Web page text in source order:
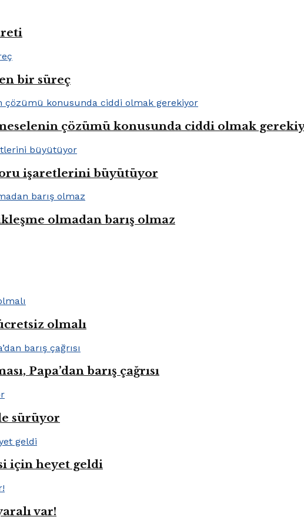
bir süreç
çözümü konusunda ciddi olmak
işaretlerini büyütüyor
olmadan barış olmaz
olmalı
Papa’dan barış çağrısı
sürüyor
için heyet geldi
var!